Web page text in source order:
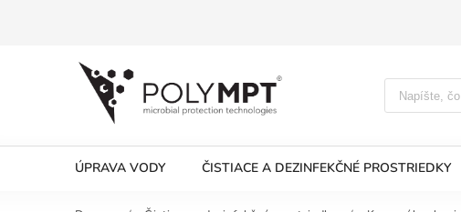
ÚPRAVA VODY ČISTIACE A DEZINFEKČNÉ PROSTRIEDKY